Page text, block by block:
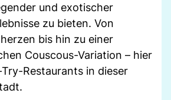
und exotischer
zu bieten. Von
bis hin zu einer
Couscous-Variation – hier
Restaurants in dieser